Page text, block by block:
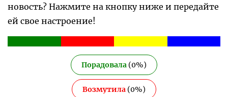
новость? Нажмите на кнопку ниже и передайте
ей свое настроение!
Порадовала (0%)
Возмутила (0%)